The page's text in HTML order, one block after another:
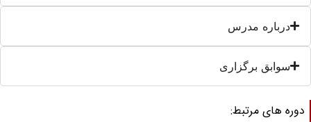
درباره مدرس
سوابق برگزاری
های مرتبط: